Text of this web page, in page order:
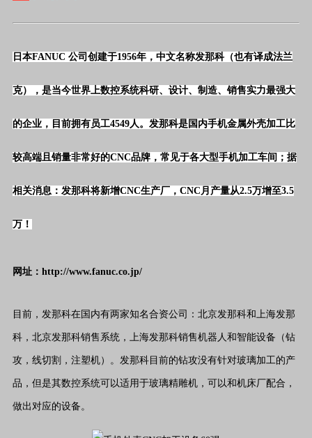
日本FANUC 公司创建于1956年，中文名称发那科（也有译成法兰
克），是当今世界上数控系统科研、设计、制造、销售实力最强大
的企业，目前拥有员工4549人。发那科是国内手机金属外壳加工比
较高端且销量非常好的CNC品牌，常见于各大型手机加工车间；据
相关消息：发那科将新增CNC生产厂， CNC月产量从2.5万增至3.5
万 ！
网址：http://www.fanuc.co.jp/
目前，发那科在国内有两家知名合资公司：北京发那科和上海发那
科，北京发那科销售系统，上海发那科销售机器人和智能设备（钻
攻，线切割，注塑机）。发那科目前的钻攻没有针对玻璃加工的产
品，但是其数控系统可以适用于玻璃精雕机，可以和机床厂配合，
做出对应的设备。